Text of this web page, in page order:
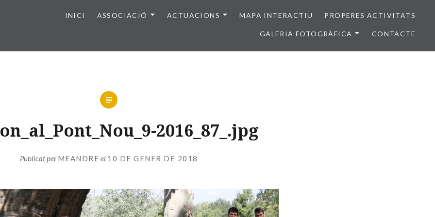
INICI ASSOCIACIÓ ACTUACIONS MAPA INTERACTIU PROPERES ACTIVITATS
GALERIA FOTOGRÀFICA CONTACTE
2016_87_.jpg
Publicat perMEANDRE el 10 DE GENER DE 2018